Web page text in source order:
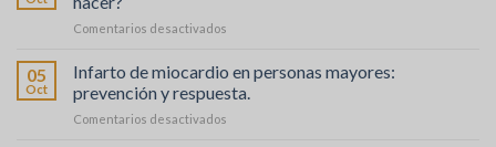
Comentarios desactivados
cas
d’intoxication
05
Oct
Infarto de miocardio en personas mayores:
prevención y respuesta.
Comentarios desactivados